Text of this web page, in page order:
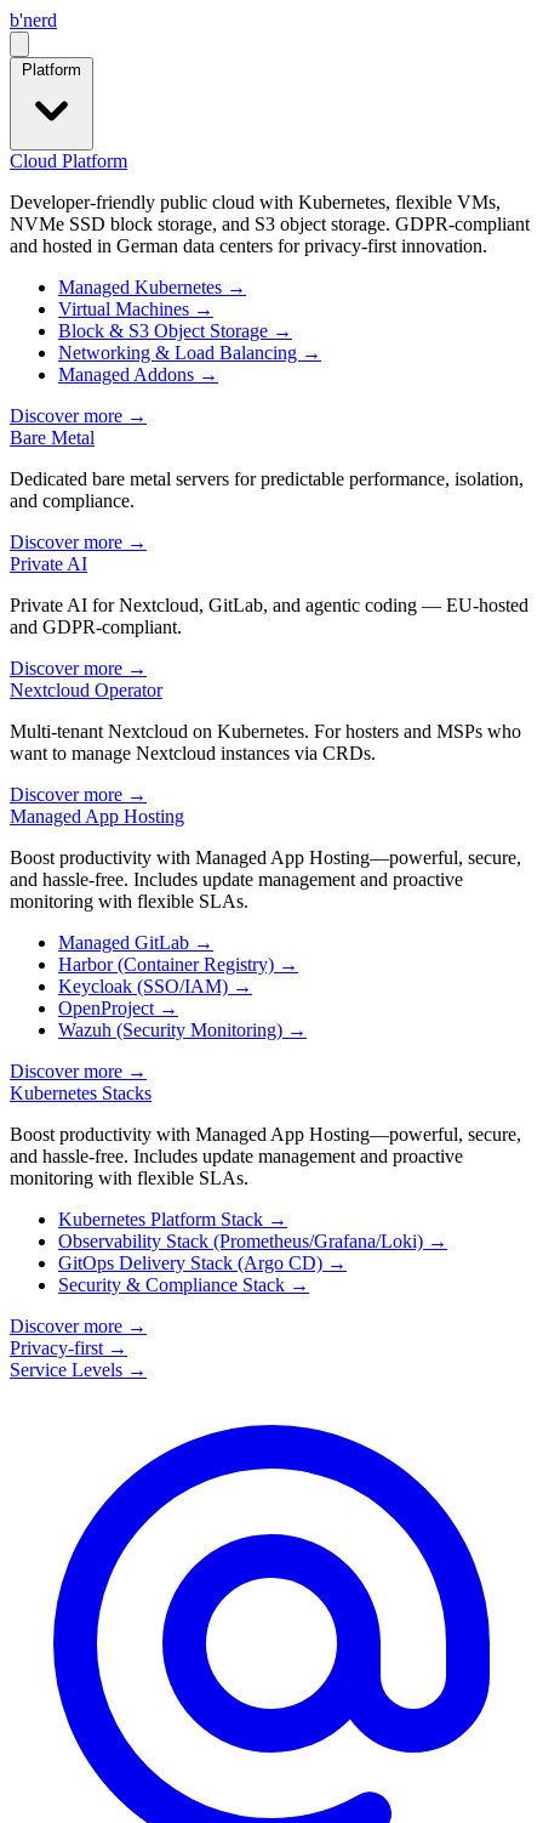
b'nerd
Platform
Cloud Platform
Developer-friendly public cloud with Kubernetes, flexible VMs,
NVMe SSD block storage, and S3 object storage. GDPR-compliant
and hosted in German data centers for privacy-first innovation.
Managed Kubernetes →
Virtual Machines →
Block & S3 Object Storage →
Networking & Load Balancing →
Managed Addons →
Discover more →
Bare Metal
Dedicated bare metal servers for predictable performance, isolation,
and compliance.
Discover more →
Private AI
Private AI for Nextcloud, GitLab, and agentic coding — EU-hosted
and GDPR-compliant.
Discover more →
Nextcloud Operator
Multi-tenant Nextcloud on Kubernetes. For hosters and MSPs who
want to manage Nextcloud instances via CRDs.
Discover more →
Managed App Hosting
Boost productivity with Managed App Hosting—powerful, secure,
and hassle-free. Includes update management and proactive
monitoring with flexible SLAs.
Managed GitLab →
Harbor (Container Registry) →
Keycloak (SSO/IAM) →
OpenProject →
Wazuh (Security Monitoring) →
Discover more →
Kubernetes Stacks
Boost productivity with Managed App Hosting—powerful, secure,
and hassle-free. Includes update management and proactive
monitoring with flexible SLAs.
Kubernetes Platform Stack →
Observability Stack (Prometheus/Grafana/Loki) →
GitOps Delivery Stack (Argo CD) →
Security & Compliance Stack →
Discover more →
Privacy-first →
Service Levels →